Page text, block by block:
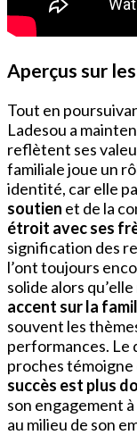
Aperçus sur
Tout en
Ladesou a
reflètent ses
familiale joue un
identité, car elle
soutien et de la
étroit avec ses
signification des
l’ont toujours
solide alors
accent sur la
souvent les
performances. Le
proches témoigne
succès est plus
son engagement
au milieu de son